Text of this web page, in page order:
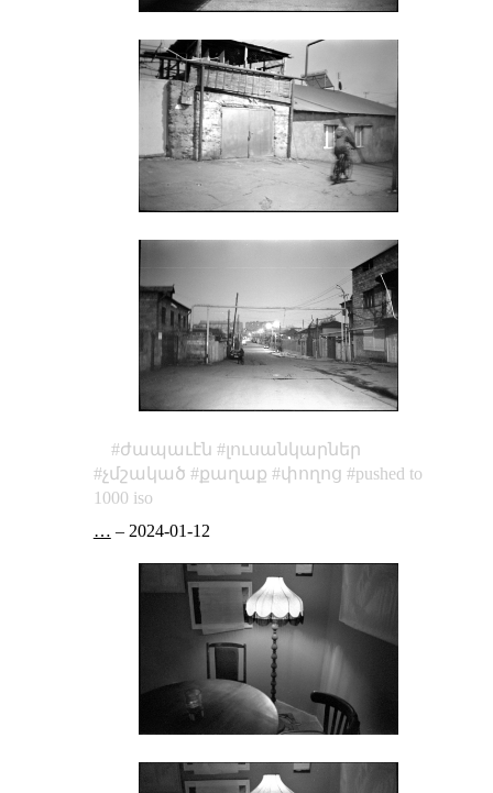
ժապաւէն
լուսանկարներ
չմշակած
քաղաք փողոց
pushed to
1000 iso
… – 2024-01-12